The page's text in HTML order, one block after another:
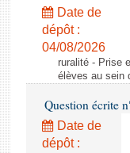
Date de
dépôt :
04/08/2026
ruralité - Prise
élèves au sein
Question écrite
Date de
dépôt :